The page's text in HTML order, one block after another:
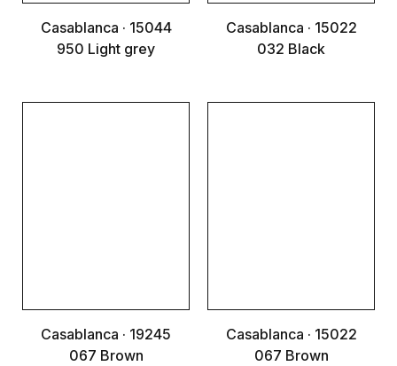
Casablanca · 15044
950 Light grey
Casablanca · 15022
032 Black
Casablanca · 19245
067 Brown
Casablanca · 15022
067 Brown